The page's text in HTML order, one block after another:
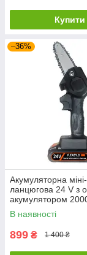
Купити
–36%
Акумуляторна
ланцюгова 24 V з
акумулятором
Вт
В наявності
899 ₴ 1 400 ₴